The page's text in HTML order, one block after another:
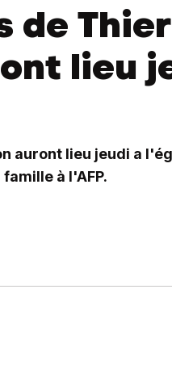
de
lieu
auront lieu jeudi a
à l'AFP.